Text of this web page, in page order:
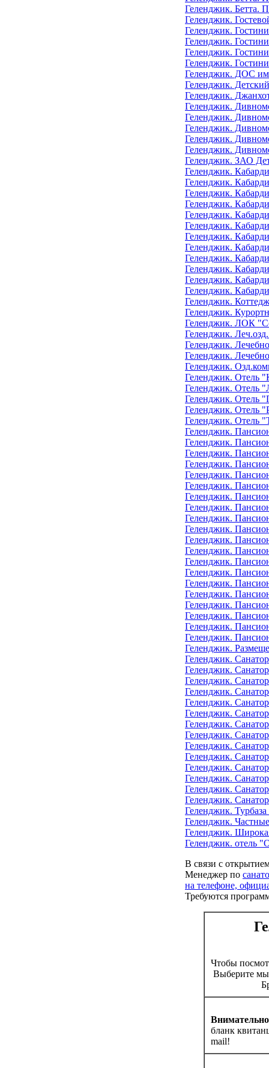
Геленджик. Бетта.
Геленджик.
Геленджик.
Геленджик.
Геленджик.
Геленджик.
Геленджик. ДОС
Геленджик.
Геленджик.
Геленджик.
Геленджик.
Геленджик.
Геленджик.
Геленджик.
Геленджик. ЗАО
Геленджик.
Геленджик.
Геленджик.
Геленджик.
Геленджик.
Геленджик.
Геленджик.
Геленджик.
Геленджик.
Геленджик.
Геленджик.
Геленджик.
Геленджик.
Геленджик.
Геленджик. ЛОК
Геленджик.
Геленджик.
Геленджик.
Геленджик.
Геленджик. Отель
Геленджик. Отель
Геленджик. Отель
Геленджик. Отель
Геленджик. Отель
Геленджик.
Геленджик.
Геленджик.
Геленджик.
Геленджик.
Геленджик.
Геленджик.
Геленджик.
Геленджик.
Геленджик.
Геленджик.
Геленджик.
Геленджик.
Геленджик.
Геленджик.
Геленджик.
Геленджик.
Геленджик.
Геленджик.
Геленджик.
Геленджик.
Геленджик.
Геленджик.
Геленджик.
Геленджик.
Геленджик.
Геленджик.
Геленджик.
Геленджик.
Геленджик.
Геленджик.
Геленджик.
Геленджик.
Геленджик.
Геленджик.
Геленджик.
Геленджик.
Геленджик.
Геленджик. отель
В связи с
Менеджер по
на телефоне,
Требуются
Чтобы
Выберите
бланк
mail!